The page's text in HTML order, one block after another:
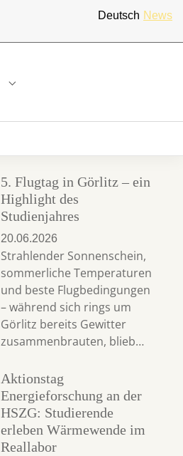
Deutsch News
Submenu for "Forschung & Projekte"
5. Flugtag in Görlitz – ein
Highlight des
Studienjahres
20.06.2026
Strahlender Sonnenschein,
sommerliche Temperaturen
und beste Flugbedingungen
– während sich rings um
Görlitz bereits Gewitter
zusammenbrauten, blieb…
Aktionstag
Energieforschung an der
HSZG: Studierende
erleben Wärmewende im
Reallabor